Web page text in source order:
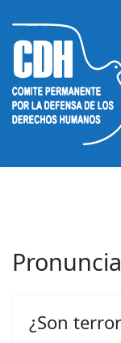
¿Son